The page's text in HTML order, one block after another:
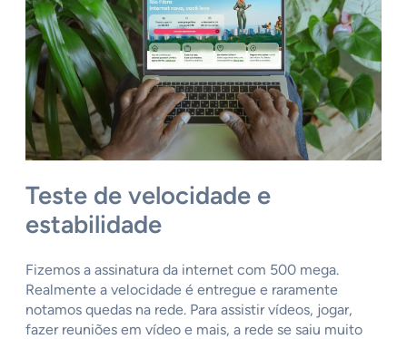
Teste de velocidade e
estabilidade
Fizemos a assinatura da internet com 500 mega.
Realmente a velocidade é entregue e raramente
notamos quedas na rede. Para assistir vídeos, jogar,
fazer reuniões em vídeo e mais, a rede se saiu muito